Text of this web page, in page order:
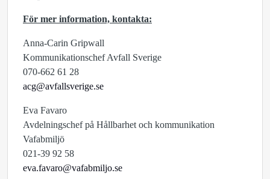
För mer information, kontakta:
Anna-Carin Gripwall
Kommunikationschef Avfall Sverige
070-662 61 28
acg@avfallsverige.se
Eva Favaro
Avdelningschef på Hållbarhet och kommunikation
Vafabmiljö
021-39 92 58
eva.favaro@vafabmiljo.se